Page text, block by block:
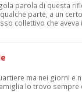
parola di questa
parte, a un
collettivo che aveva
ma nei giorni e
lo trovo sempre